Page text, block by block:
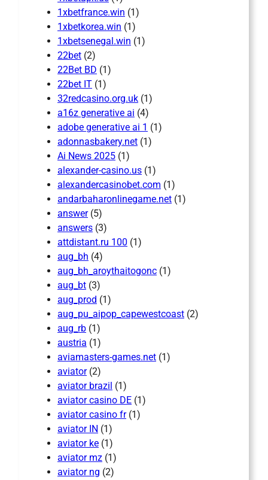
1xbetfrance.win (1)
1xbetkorea.win (1)
1xbetsenegal.win (1)
22bet (2)
22Bet BD (1)
22bet IT (1)
32redcasino.org.uk (1)
a16z generative ai (4)
adobe generative ai 1 (1)
adonnasbakery.net (1)
Ai News 2025 (1)
alexander-casino.us (1)
alexandercasinobet.com (1)
andarbaharonlinegame.net (1)
answer(5)
answers (3)
attdistant.ru 100 (1)
aug_bh (4)
aug_bh_aroythaitogonc (1)
aug_bt (3)
aug_prod (1)
aug_pu_aipop_capewestcoast (2)
aug_rb (1)
austria (1)
aviamasters-games.net (1)
aviator(2)
aviator brazil (1)
aviator casino DE (1)
aviator casino fr(1)
aviator IN (1)
aviator ke (1)
aviator mz (1)
aviator ng (2)